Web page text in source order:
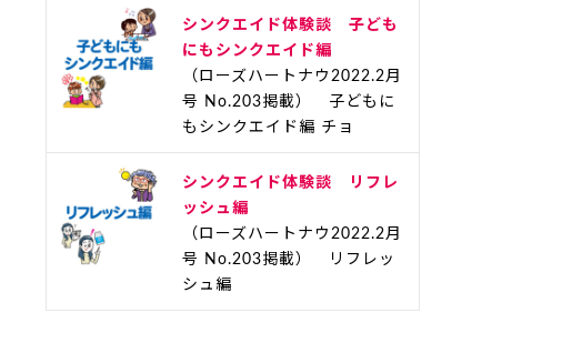
シンクエイド体験談 子ども
にもシンクエイド編
（ローズハートナウ2022.2月
号 No.203掲載） 子どもに
もシンクエイド編 チョ
シンクエイド体験談 リフレ
ッシュ編
（ローズハートナウ2022.2月
号 No.203掲載） リフレッ
シュ編